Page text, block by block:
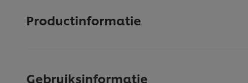
Productinformatie
Gebruiksinformatie